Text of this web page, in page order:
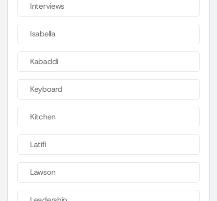
Interviews
Isabella
Kabaddi
Keyboard
Kitchen
Latifi
Lawson